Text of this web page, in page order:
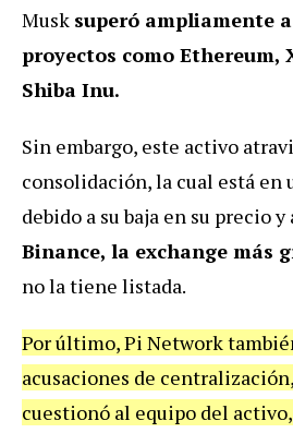
Musk superó ampliamente
proyectos como Ethereum,
Shiba Inu.
Sin embargo, este activo
consolidación, la cual está
debido a su baja en su precio
Binance, la exchange más
no la tiene listada.
Por último, Pi Network
acusaciones de
cuestionó al equipo del